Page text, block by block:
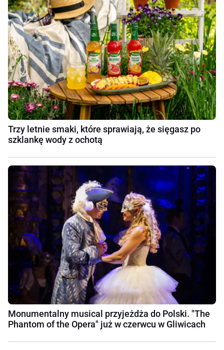
Trzy letnie smaki, które sprawiają, że sięgasz po
szklankę wody z ochotą
Monumentalny musical przyjeżdża do Polski. "The
Phantom of the Opera" już w czerwcu w Gliwicach